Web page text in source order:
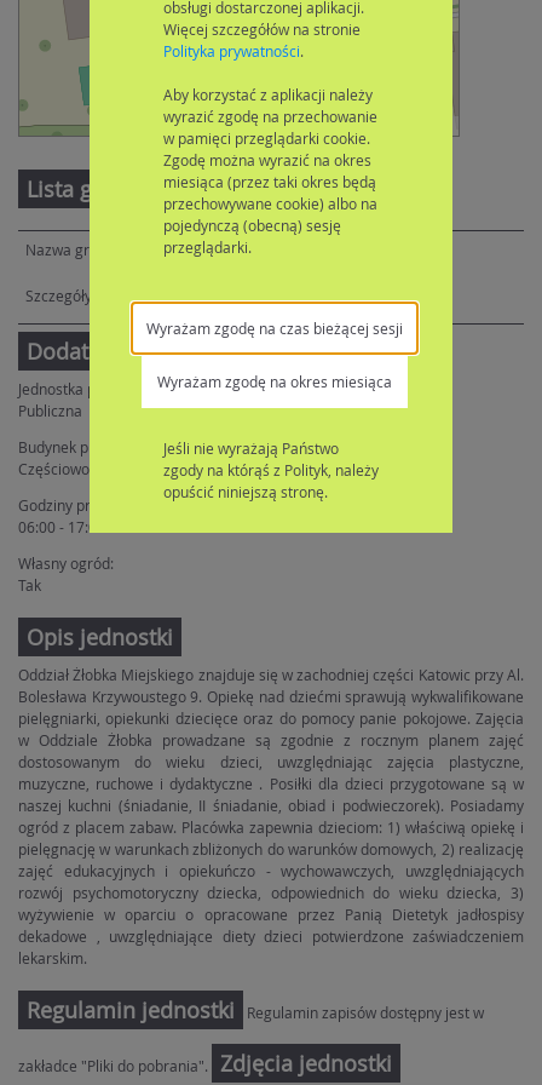
Leaflet | ©OpenStreetMap
Lista grup
Dodatkowe informacje
Jednostka publiczna/niepubliczna:
Publiczna
Budynek przystosowany dla osób niepełnosprawnych:
Częściowo przystosowany
Godziny pracy:
06:00 - 17:00
Własny ogród:
Tak
Opis jednostki
Oddział Żłobka Miejskiego znajduje się w zachodniej części Katowic przy Al.
Bolesława Krzywoustego 9. Opiekę nad dziećmi sprawują wykwalifikowane
pielęgniarki, opiekunki dziecięce oraz do pomocy panie pokojowe. Zajęcia
w Oddziale Żłobka prowadzane są zgodnie z rocznym planem zajęć
dostosowanym do wieku dzieci, uwzględniając zajęcia plastyczne,
muzyczne, ruchowe i dydaktyczne . Posiłki dla dzieci przygotowane są w
naszej kuchni (śniadanie, II śniadanie, obiad i podwieczorek). Posiadamy
ogród z placem zabaw. Placówka zapewnia dzieciom: 1) właściwą opiekę i
pielęgnację w warunkach zbliżonych do warunków domowych, 2) realizację
zajęć edukacyjnych i opiekuńczo - wychowawczych, uwzględniających
rozwój psychomotoryczny dziecka, odpowiednich do wieku dziecka, 3)
wyżywienie w oparciu o opracowane przez Panią Dietetyk jadłospisy
dekadowe , uwzględniające diety dzieci potwierdzone zaświadczeniem
lekarskim.
Regulamin jednostki Regulamin zapisów dostępny jest w
zakładce "Pliki do pobrania". Zdjęcia jednostki
obsługi dostarczonej aplikacji.
Więcej szczegółów na stronie
Polityka prywatności.
Aby korzystać z aplikacji należy
wyrazić zgodę na przechowanie
w pamięci przeglądarki cookie.
Zgodę można wyrazić na okres
miesiąca (przez taki okres będą
przechowywane cookie) albo na
pojedynczą (obecną) sesję
przeglądarki.
Wyrażam zgodę na czas bieżącej sesji
Wyrażam zgodę na okres miesiąca
Jeśli nie wyrażają Państwo
zgody na którąś z Polityk, należy
opuścić niniejszą stronę.